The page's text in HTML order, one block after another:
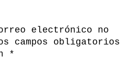
electrónico no
campos obligatorios
*